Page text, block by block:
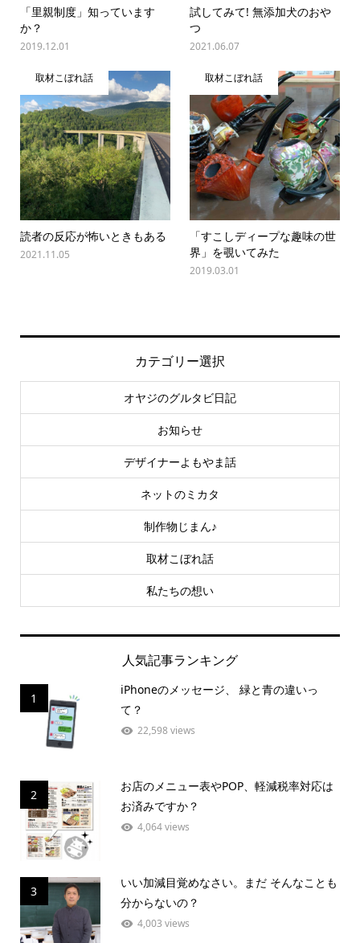
「里親制度」知っています
か？
2019.12.01
試してみて! 無添加犬のおや
つ
2021.06.07
取材こぼれ話
読者の反応が怖いときもある
2021.11.05
取材こぼれ話
「すこしディープな趣味の世
界」を覗いてみた
2019.03.01
カテゴリー選択
オヤジのグルタビ日記
お知らせ
デザイナーよもやま話
ネットのミカタ
制作物じまん♪
取材こぼれ話
私たちの想い
人気記事ランキング
1
iPhoneのメッセージ、 緑と青の違いっ
て？
22,598 views
2
お店のメニュー表やPOP、軽減税率対応は
お済みですか？
4,064 views
3
いい加減目覚めなさい。まだ そんなことも
分からないの？
4,003 views